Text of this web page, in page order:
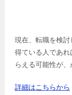
現在、転職を検
得ている人であ
らえる可能性が、
詳細はこちらから